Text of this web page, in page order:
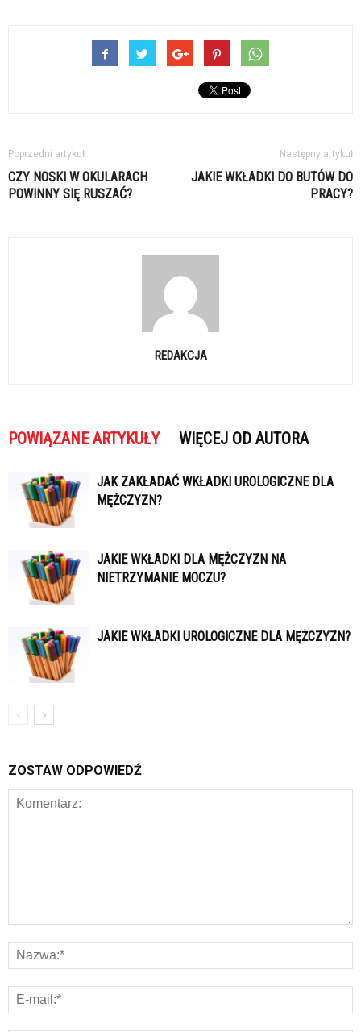
Poprzedni artykuł
CZY NOSKI W OKULARACH
POWINNY SIĘ RUSZAĆ?
Następny artykuł
JAKIE WKŁADKI DO BUTÓW DO
PRACY?
REDAKCJA
POWIĄZANE ARTYKUŁY WIĘCEJ OD AUTORA
JAK ZAKŁADAĆ WKŁADKI UROLOGICZNE DLA
MĘŻCZYZN?
JAKIE WKŁADKI DLA MĘŻCZYZN NA
NIETRZYMANIE MOCZU?
JAKIE WKŁADKI UROLOGICZNE DLA MĘŻCZYZN?
ZOSTAW ODPOWIEDŹ